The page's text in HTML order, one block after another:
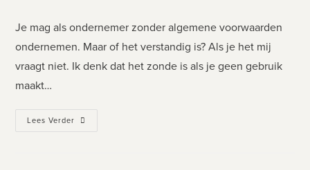
Je mag als ondernemer zonder algemene voorwaarden
ondernemen. Maar of het verstandig is? Als je het mij
vraagt niet. Ik denk dat het zonde is als je geen gebruik
maakt…
Lees Verder